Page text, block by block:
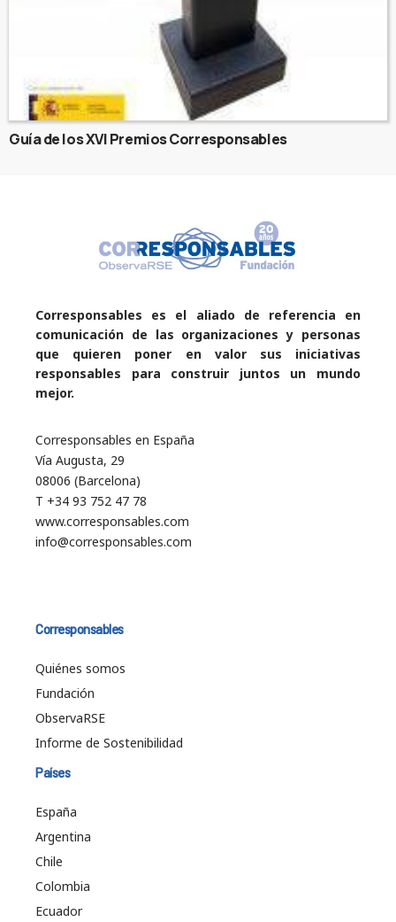
Guía de los XVI Premios Corresponsables
Corresponsables es el aliado de referencia en
comunicación de las organizaciones y personas
que quieren poner en valor sus iniciativas
responsables para construir juntos un mundo
mejor.
Corresponsables en España
Vía Augusta, 29
08006 (Barcelona)
T +34 93 752 47 78
www.corresponsables.com
info@corresponsables.com
Corresponsables
Quiénes somos
Fundación
ObservaRSE
Informe de Sostenibilidad
Países
España
Argentina
Chile
Colombia
Ecuador